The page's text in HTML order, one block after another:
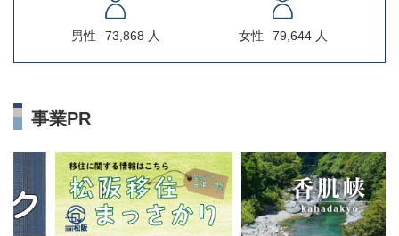
男性 73,868 人 女性 79,644 人
事業PR